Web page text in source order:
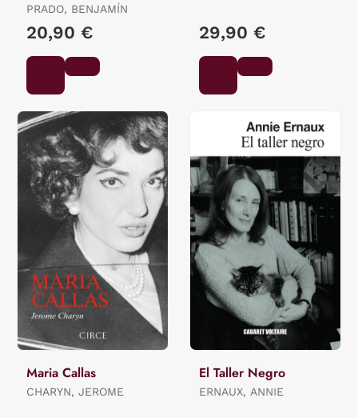
PRADO, BENJAMÍN
20,90 € 29,90 €
Maria Callas
CHARYN, JEROME
El Taller Negro
ERNAUX, ANNIE